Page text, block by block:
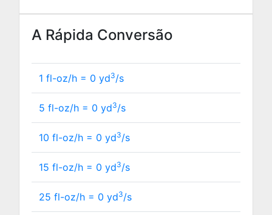
A Rápida Conversão
1 fl-oz/h = 0 yd3/s
5 fl-oz/h = 0 yd3/s
10 fl-oz/h = 0 yd3/s
15 fl-oz/h = 0 yd3/s
25 fl-oz/h = 0 yd3/s